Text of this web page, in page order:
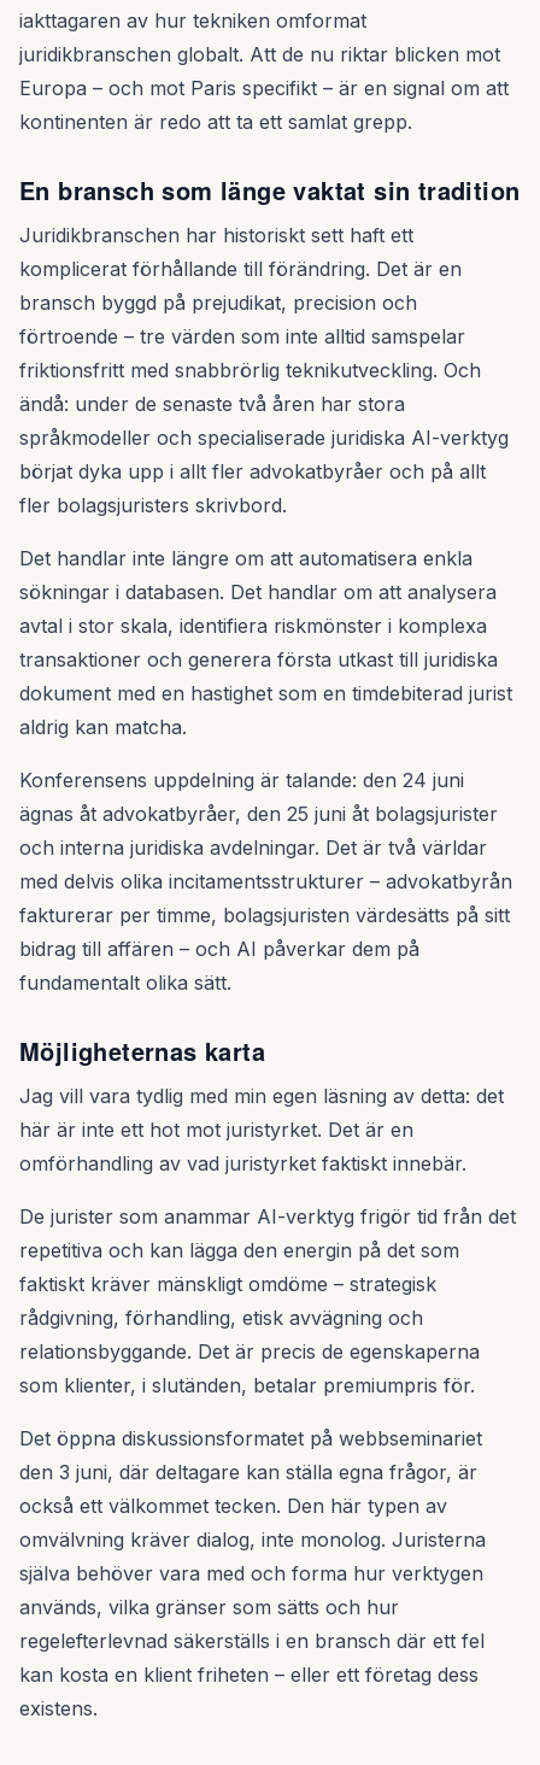
iakttagaren av hur tekniken omformat
juridikbranschen globalt. Att de nu riktar blicken mot
Europa – och mot Paris specifikt – är en signal om att
kontinenten är redo att ta ett samlat grepp.
En bransch som länge vaktat sin tradition
Juridikbranschen har historiskt sett haft ett
komplicerat förhållande till förändring. Det är en
bransch byggd på prejudikat, precision och
förtroende – tre värden som inte alltid samspelar
friktionsfritt med snabbrörlig teknikutveckling. Och
ändå: under de senaste två åren har stora
språkmodeller och specialiserade juridiska AI-verktyg
börjat dyka upp i allt fler advokatbyråer och på allt
fler bolagsjuristers skrivbord.
Det handlar inte längre om att automatisera enkla
sökningar i databasen. Det handlar om att analysera
avtal i stor skala, identifiera riskmönster i komplexa
transaktioner och generera första utkast till juridiska
dokument med en hastighet som en timdebiterad jurist
aldrig kan matcha.
Konferensens uppdelning är talande: den 24 juni
ägnas åt advokatbyråer, den 25 juni åt bolagsjurister
och interna juridiska avdelningar. Det är två världar
med delvis olika incitamentsstrukturer – advokatbyrån
fakturerar per timme, bolagsjuristen värdesätts på sitt
bidrag till affären – och AI påverkar dem på
fundamentalt olika sätt.
Möjligheternas karta
Jag vill vara tydlig med min egen läsning av detta: det
här är inte ett hot mot juristyrket. Det är en
omförhandling av vad juristyrket faktiskt innebär.
De jurister som anammar AI-verktyg frigör tid från det
repetitiva och kan lägga den energin på det som
faktiskt kräver mänskligt omdöme – strategisk
rådgivning, förhandling, etisk avvägning och
relationsbyggande. Det är precis de egenskaperna
som klienter, i slutänden, betalar premiumpris för.
Det öppna diskussionsformatet på webbseminariet
den 3 juni, där deltagare kan ställa egna frågor, är
också ett välkommet tecken. Den här typen av
omvälvning kräver dialog, inte monolog. Juristerna
själva behöver vara med och forma hur verktygen
används, vilka gränser som sätts och hur
regelefterlevnad säkerställs i en bransch där ett fel
kan kosta en klient friheten – eller ett företag dess
existens.